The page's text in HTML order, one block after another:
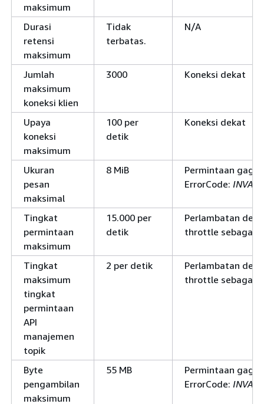
maksimum
Durasi
retensi
maksimum
Tidak
terbatas.
N/A
Jumlah
maksimum
koneksi klien
3000 Koneksi dekat
Upaya
koneksi
maksimum
100 per
detik
Koneksi dekat
Ukuran
pesan
maksimal
8 MiB
Permintaan
ErrorCode:
Tingkat
permintaan
maksimum
15.000 per
detik
Perlambatan
throttle sebagai
Tingkat
maksimum
tingkat
permintaan
API
manajemen
topik
2 per detik
Perlambatan
throttle sebagai
Byte
pengambilan
maksimum
55 MB
Permintaan
ErrorCode: